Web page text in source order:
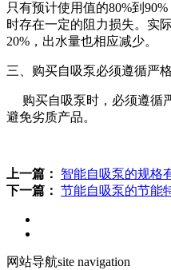
只有预计使用值的80%到
时存在一定的阻力损失。实
20%，出水量也相应减少。
三、购买自吸泵必须遵循严格
购买自吸泵时，必须遵循
避免劣质产品。
上一篇：
智能自吸泵的规格
下一篇： 节能自吸泵的节能
网站导航site navigation